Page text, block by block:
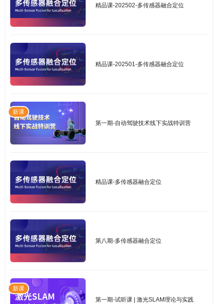
精品课-202502-多传感器融合定位
精品课-202501-多传感器融合定位
新课
第一期-自动驾驶技术线下实战特训营
精品课-多传感器融合定位
第八期-多传感器融合定位
新课
第一期-试听课 | 激光SLAM理论与实践